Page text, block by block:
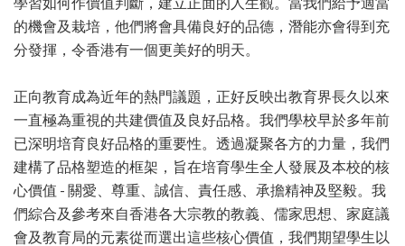
的機會及栽培，他們將會具備良好的品德，潛能亦會得到充
分發揮，令香港有一個更美好的明天。
正向教育成為近年的熱門議題，正好反映出教育界長久以來
一直極為重視的共建價值及良好品格。我們學校早於多年前
已深明培育良好品格的重要性。透過凝聚各方的力量，我們
建構了品格塑造的框架，旨在培育學生全人發展及本校的核
心價值 - 關愛、尊重、誠信、責任感、承擔精神及堅毅。我
們綜合及參考來自香港各大宗教的教義、儒家思想、家庭議
會及教育局的元素從而選出這些核心價值，我們期望學生以